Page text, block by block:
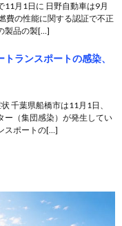
11月1日に 日野自動車は9月
費の性能に関する認証で不正
製品の製[…]
トランスポートの感染、
千葉県船橋市は11月1日、
ー（集団感染）が発生してい
スポートの[…]